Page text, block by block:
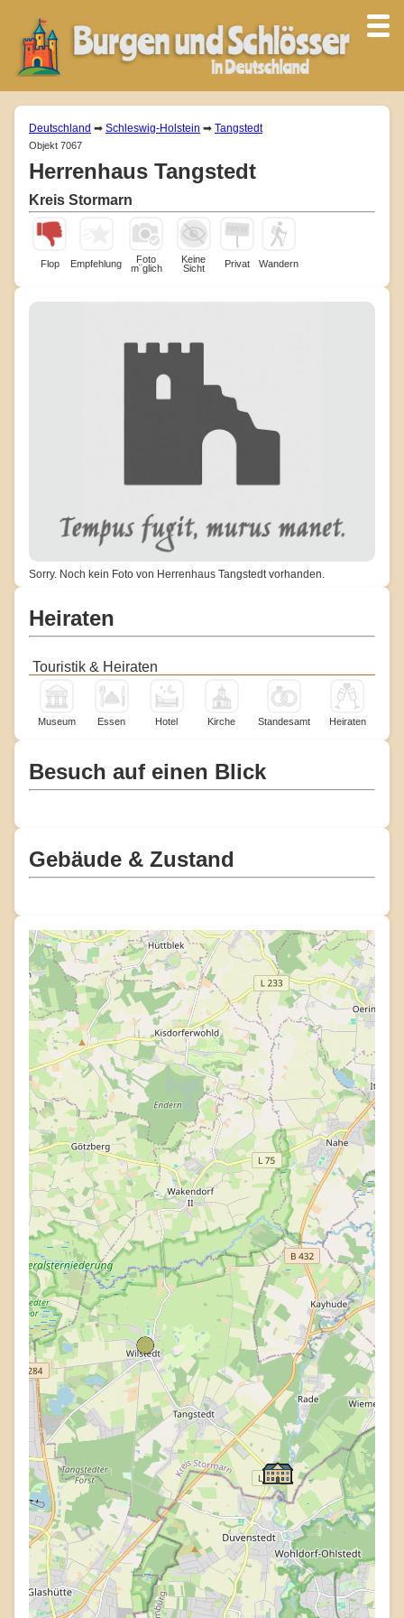
Deutschland ➡ Schleswig-Holstein ➡ Tangstedt
Objekt 7067
Herrenhaus Tangstedt
Kreis Stormarn
Flop Empfehlung
Foto
m¨glich
Keine
Sicht
Privat Wandern
Sorry. Noch kein Foto von Herrenhaus Tangstedt vorhanden.
Heiraten
Touristik & Heiraten
Museum Essen Hotel Kirche Standesamt Heiraten
Besuch auf einen Blick
Gebäude & Zustand